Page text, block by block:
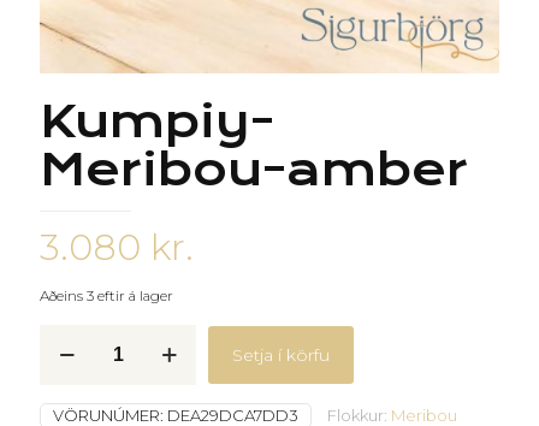
Kumpiy-
Meribou-amber
3.080 kr.
Aðeins 3 eftir á lager
Meribou-
quantity
Setja í körfu
VÖRUNÚMER: DEA29DCA7DD3 Flokkur: Meribou